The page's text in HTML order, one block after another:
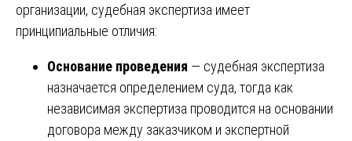
организации, судебная экспертиза имеет
принципиальные отличия:
Основание проведения — судебная экспертиза
назначается определением суда, тогда как
независимая экспертиза проводится на основании
договора между заказчиком и экспертной